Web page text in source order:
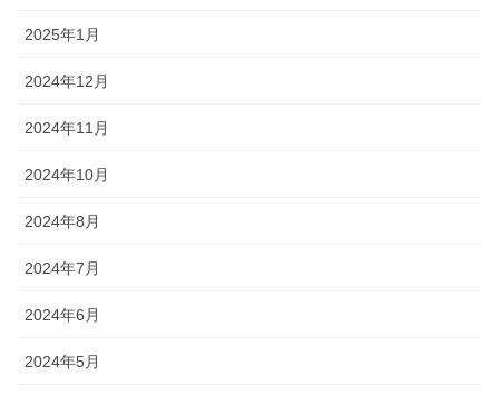
2025年1月
2024年12月
2024年11月
2024年10月
2024年8月
2024年7月
2024年6月
2024年5月